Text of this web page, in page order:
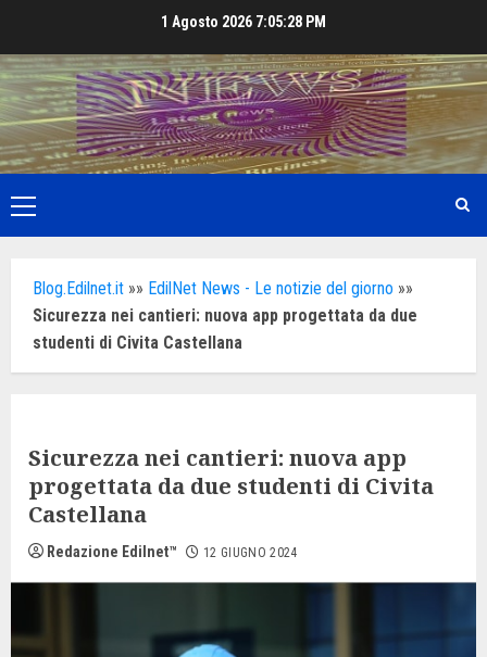
content
1 Agosto 2026 7:05:30 PM
Primary
Menu
Blog.Edilnet.it »» EdilNet News - Le notizie del giorno »»
Sicurezza nei cantieri: nuova app progettata da due
studenti di Civita Castellana
Sicurezza nei cantieri: nuova app
progettata da due studenti di Civita
Castellana
Redazione Edilnet™ 12 GIUGNO 2024